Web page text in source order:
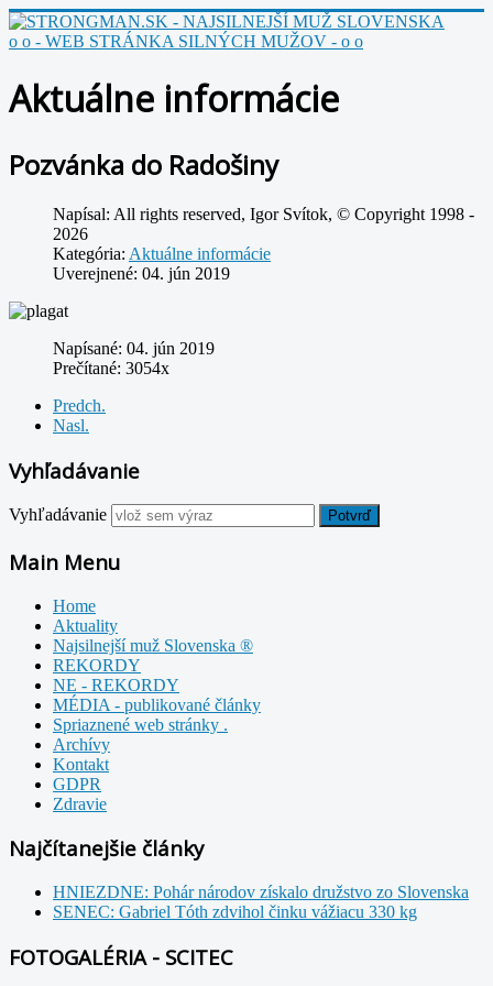
o o - WEB STRÁNKA SILNÝCH MUŽOV - o o
Aktuálne informácie
Pozvánka do Radošiny
Napísal: All rights reserved, Igor Svítok, © Copyright 1998 -
2026
Kategória: Aktuálne informácie
Uverejnené: 04. jún 2019
Napísané: 04. jún 2019
Prečítané: 3054x
Predch.
Nasl.
Vyhľadávanie
Vyhľadávanie Potvrď
Main Menu
Home
Aktuality
Najsilnejší muž Slovenska ®
REKORDY
NE - REKORDY
MÉDIA - publikované články
Spriaznené web stránky .
Archívy
Kontakt
GDPR
Zdravie
Najčítanejšie články
HNIEZDNE: Pohár národov získalo družstvo zo Slovenska
SENEC: Gabriel Tóth zdvihol činku vážiacu 330 kg
FOTOGALÉRIA - SCITEC